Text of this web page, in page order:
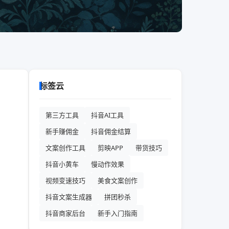
标签云
第三方工具
抖音AI工具
新手赚佣金
抖音佣金结算
文案创作工具
剪映APP
带货技巧
抖音小黄车
慢动作效果
视频变速技巧
美食文案创作
抖音文案生成器
拼团秒杀
抖音商家后台
新手入门指南